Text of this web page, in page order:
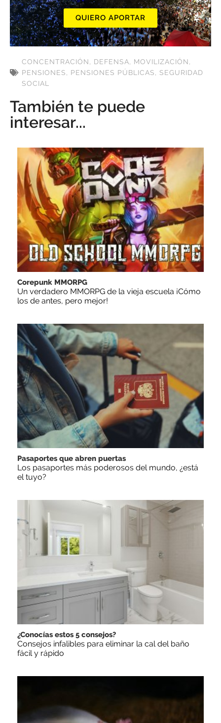
QUIERO APORTAR
CONCENTRACIÓN, DEFENSA, MOVILIZACIÓN,
PENSIONES, PENSIONES PÚBLICAS, SEGURIDAD
SOCIAL
También te puede
interesar...
Corepunk MMORPG
Un verdadero MMORPG de la vieja escuela ¡Cómo
los de antes, pero mejor!
Pasaportes que abren puertas
Los pasaportes más poderosos del mundo, ¿está
el tuyo?
¿Conocías estos 5 consejos?
Consejos infalibles para eliminar la cal del baño
fácil y rápido